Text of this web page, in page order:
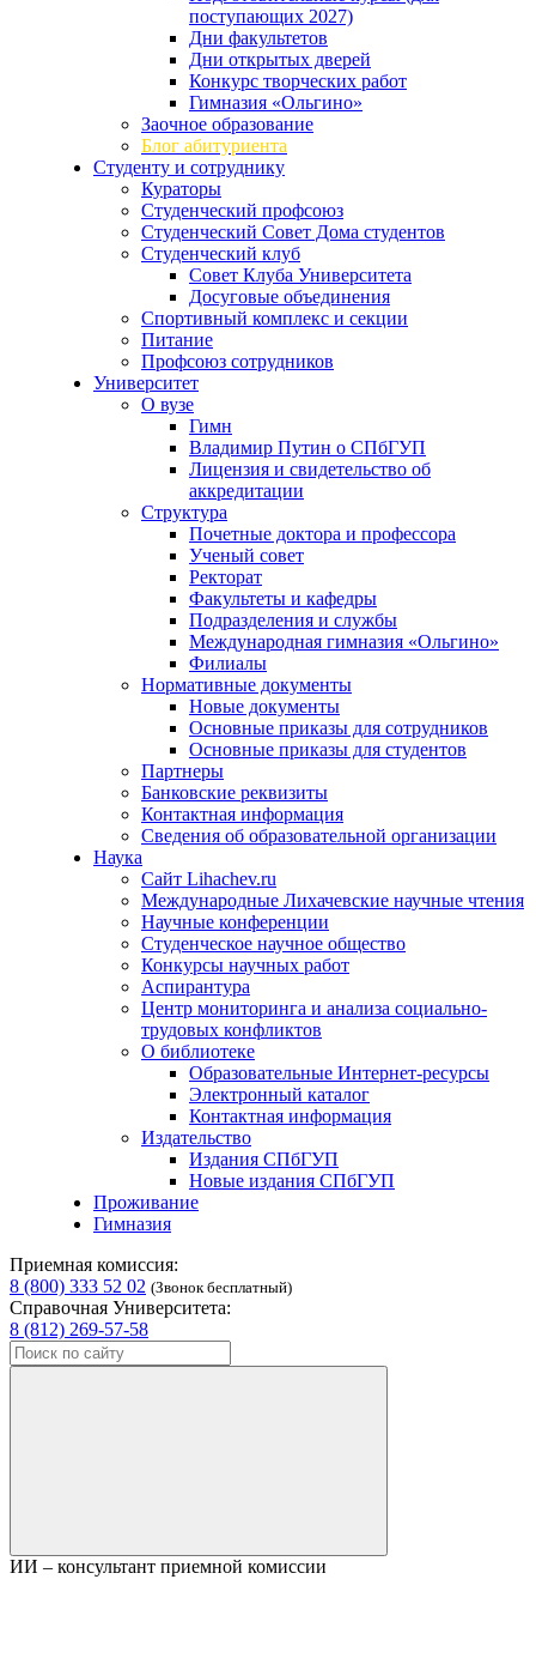
поступающих 2027)
Дни факультетов
Дни открытых дверей
Конкурс творческих работ
Гимназия «Ольгино»
Заочное образование
Блог абитуриента
Студенту и сотруднику
Кураторы
Студенческий профсоюз
Студенческий Совет Дома студентов
Студенческий клуб
Совет Клуба Университета
Досуговые объединения
Спортивный комплекс и секции
Питание
Профсоюз сотрудников
Университет
О вузе
Гимн
Владимир Путин о СПбГУП
Лицензия и свидетельство об
аккредитации
Структура
Почетные доктора и профессора
Ученый совет
Ректорат
Факультеты и кафедры
Подразделения и службы
Международная гимназия «Ольгино»
Филиалы
Нормативные документы
Новые документы
Основные приказы для сотрудников
Основные приказы для студентов
Партнеры
Банковские реквизиты
Контактная информация
Сведения об образовательной организации
Наука
Сайт Lihachev.ru
Международные Лихачевские научные чтения
Научные конференции
Студенческое научное общество
Конкурсы научных работ
Аспирантура
Центр мониторинга и анализа социально-
трудовых конфликтов
О библиотеке
Образовательные Интернет-ресурсы
Электронный каталог
Контактная информация
Издательство
Издания СПбГУП
Новые издания СПбГУП
Проживание
Гимназия
Приемная комиссия:
8 (800) 333 52 02 (Звонок бесплатный)
Справочная Университета:
8 (812) 269-57-58
ИИ – консультант приемной комиссии